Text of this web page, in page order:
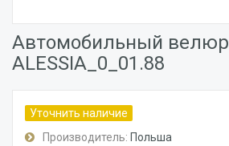
Автомобильный велюр
ALESSIA_0_01.88
Уточнить наличие
Производитель: Польша